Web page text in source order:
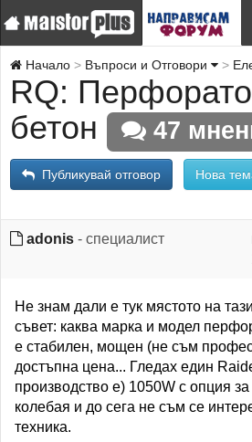
Начало Въпроси и Отговори
RQ:
бетон
47
Публикувай отговор Нова
adonis - специалист
Не знам дали е тук мястото на
съвет: каква марка и модел
е стабилен, мощен (не съм
достъпна цена... Гледах един
производство е) 1050W с опция
колебая и до сега не съм се
техника.